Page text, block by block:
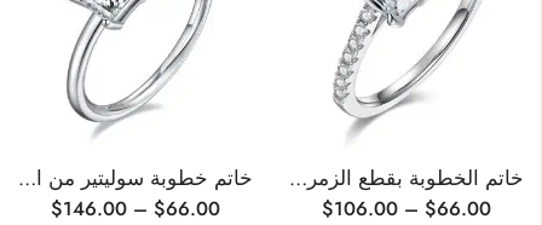
خاتم الخطوبة بقطع الزمرد مويسانيتي
$66.00
–
$106.00
خاتم خطوبة سوليتير من المويسانيت مقطوع بقصّة الأميرة
$66.00
–
$146.00